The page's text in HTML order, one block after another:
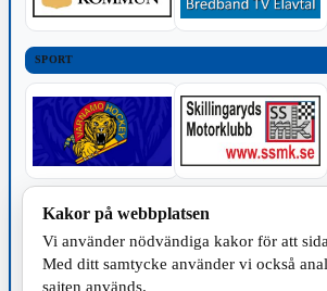
SPORT
TILLVERKNING
Kakor på webbplatsen
Vi använder nödvändiga kakor för att
Med ditt samtycke använder vi också
sajten används.